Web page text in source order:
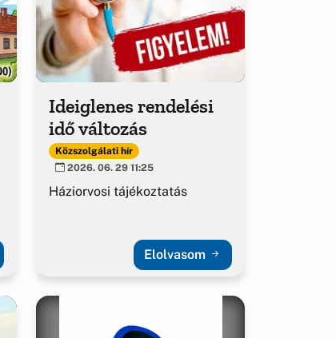
Ideiglenes rendelési
idő változás
Közszolgálati hír
2026. 06. 29 11:25
Háziorvosi tájékoztatás
Elolvasom